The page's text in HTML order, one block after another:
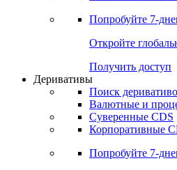
Сравнение ETF &
Поиск Mutual
Попробуйте7-
Откройте
Получить доступ
Деривативы
Валютные и